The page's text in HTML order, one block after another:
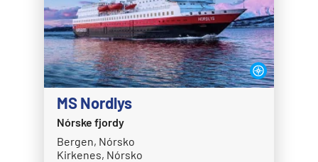
MS Nordlys
Nórske fjordy
Bergen, Nórsko
Kirkenes, Nórsko